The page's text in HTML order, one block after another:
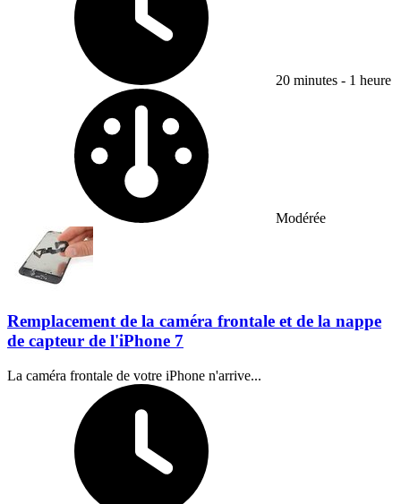
20 minutes - 1 heure
Modérée
Remplacement de la caméra frontale et de la nappe
de capteur de l'iPhone 7
La caméra frontale de votre iPhone n'arrive...